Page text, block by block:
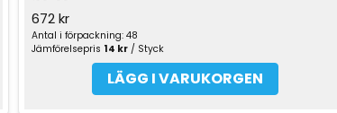
672 kr
Antal i förpackning: 48
Jämförelsepris 14 kr/ Styck
LÄGG I VARUKORGEN